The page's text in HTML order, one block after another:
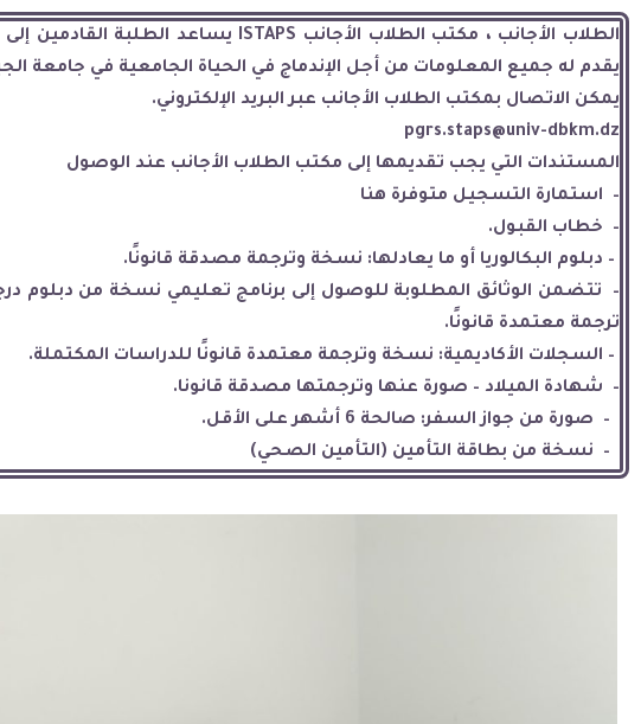
الطلاب الأجانب ، مكتب الطلاب الأجانب
يساعد الطلبة القادمين
يقدم له جميع المعلومات من أجل الإندماج في الحياة الجامعية في جامعة
يمكن الاتصال بمكتب الطلاب الأجانب عبر البريد الإلكتروني.
pgrs.staps@univ-dbkm.dz
المستندات التي يجب تقديمها إلى مكتب الطلاب الأجانب عند الوصول
–
استمارة التسجيل متوفرة هنا
–
خطاب القبول.
– دبلوم البكالوريا أو ما يعادلها: نسخة وترجمة مصدقة قانونًا.
–
تتضمن الوثائق المطلوبة للوصول إلى برنامج تعليمي نسخة من دبلوم
ترجمة معتمدة قانونًا.
– السجلات الأكاديمية: نسخة وترجمة معتمدة قانونًا للدراسات المكتملة.
–
شهادة الميلاد – صورة عنها وترجمتها مصدقة قانونا.
–
صورة من جواز السفر: صالحة 6 أشهر على الأقل
.
–
نسخة من بطاقة التأمين (التأمين الصحي)